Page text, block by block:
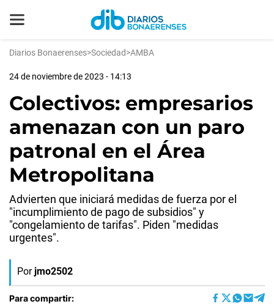
Diarios Bonaerenses>Sociedad>AMBA
24 de noviembre de 2023 - 14:13
Colectivos: empresarios
amenazan con un paro
patronal en el Área
Metropolitana
Advierten que iniciará medidas de fuerza por el
"incumplimiento de pago de subsidios" y
"congelamiento de tarifas". Piden "medidas
urgentes".
Por jmo2502
Para compartir: